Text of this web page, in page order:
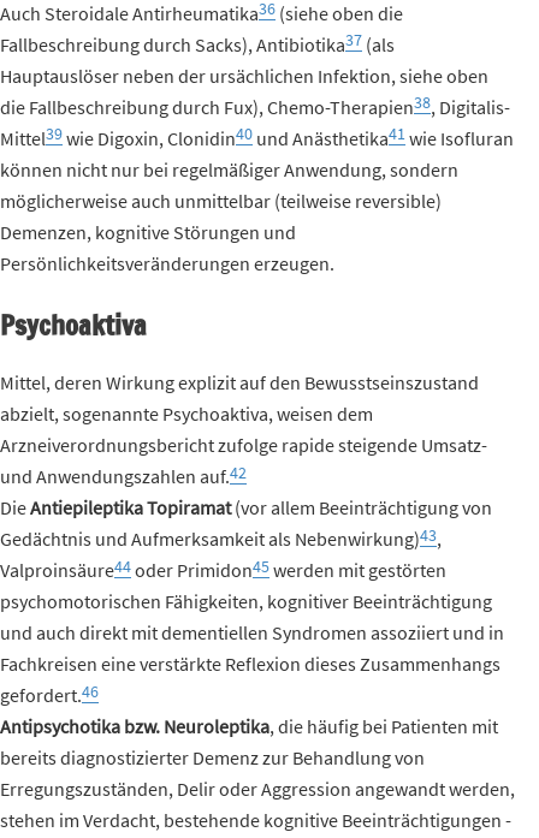
Auch Steroidale Antirheumatika36 (siehe oben die
Fallbeschreibung durch Sacks), Antibiotika37 (als
Hauptauslöser neben der ursächlichen Infektion, siehe oben
die Fallbeschreibung durch Fux), Chemo-Therapien38, Digitalis-
Mittel39wie Digoxin, Clonidin40 und Anästhetika41wie Isofluran
können nicht nur bei regelmäßiger Anwendung, sondern
möglicherweise auch unmittelbar (teilweise reversible)
Demenzen, kognitive Störungen und
Persönlichkeitsveränderungen erzeugen.
Psychoaktiva
Mittel, deren Wirkung explizit auf den Bewusstseinszustand
abzielt, sogenannte Psychoaktiva, weisen dem
Arzneiverordnungsbericht zufolge rapide steigende Umsatz-
und Anwendungszahlen auf.42
DieAntiepileptika Topiramat(vor allem Beeinträchtigung von
Gedächtnis und Aufmerksamkeit als Nebenwirkung)43,
Valproinsäure44oder Primidon45werden mit gestörten
psychomotorischen Fähigkeiten, kognitiver Beeinträchtigung
und auch direkt mit dementiellen Syndromen assoziiert und in
Fachkreisen eine verstärkte Reflexion dieses Zusammenhangs
gefordert.46
Antipsychotika bzw. Neuroleptika, die häufig bei Patienten mit
bereits diagnostizierter Demenz zur Behandlung von
Erregungszuständen, Delir oder Aggression angewandt werden,
stehen im Verdacht, bestehende kognitive Beeinträchtigungen -